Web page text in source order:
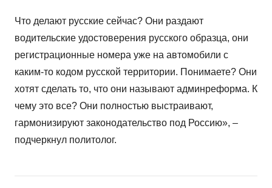
Что делают русские сейчас? Они раздают
водительские удостоверения русского образца, они
регистрационные номера уже на автомобили с
каким-то кодом русской территории. Понимаете? Они
хотят сделать то, что они называют админреформа. К
чему это все? Они полностью выстраивают,
гармонизируют законодательство под Россию», –
подчеркнул политолог.